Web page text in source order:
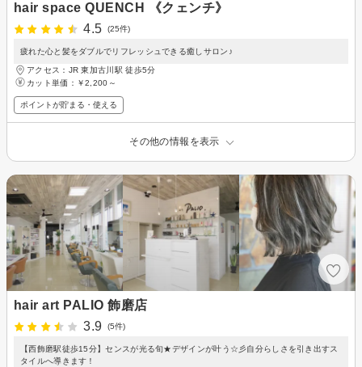
hair space QUENCH 《クェンチ》
4.5
(25件)
疲れた心と髪をダブルでリフレッシュできる癒しサロン♪
アクセス：JR 東加古川駅 徒歩5分
カット単価： ￥2,200～
ポイントが貯まる・使える
その他の情報を表示
hair art PALIO 飾磨店
3.9
(5件)
【西飾磨駅徒歩15分】センスが光る旬★デザインが叶う☆彡自分らしさを引き出すス
タイルへ導きます！